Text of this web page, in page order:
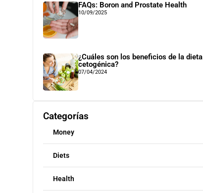
FAQs: Boron and Prostate Health
10/09/2025
¿Cuáles son los beneficios de la dieta
cetogénica?
07/04/2024
Categorías
Money
Diets
Health